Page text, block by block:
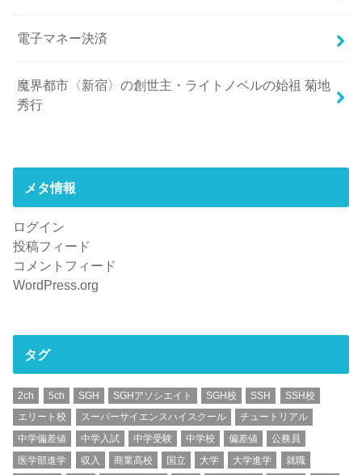
電子マネー決済
魔界都市〈新宿〉の創世主・ライトノベルの始祖 菊地
秀行
メタ情報
ログイン
投稿フィード
コメントフィード
WordPress.org
タグ
2ch 5ch SGH SGHアソシエイト SGH校 SSH
SSH校
エリート校
スーパーサイエンスハイスクール
チュートリアル
中学偏差値
中学入試 中学受験 中学校 偏差値
公務員
医学部進学
収入 商業高校 国立 大学 大学進学
就職